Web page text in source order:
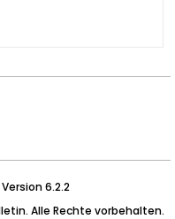
Version 6.2.2
Alle Rechte vorbehalten.